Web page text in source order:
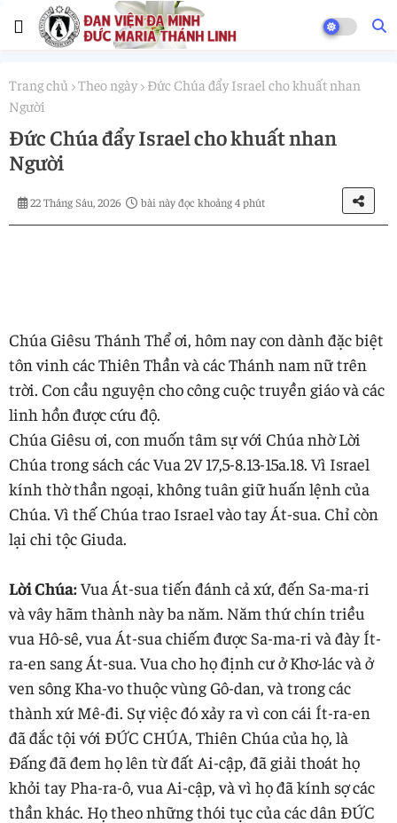
Trang chủ Theo ngày Đức Chúa đẩy Israel cho khuất nhan
Người
Đức Chúa đẩy Israel cho khuất nhan
Người
22 Tháng Sáu, 2026 bài này đọc khoảng 4 phút
Chúa Giêsu Thánh Thể ơi, hôm nay con dành đặc biệt
tôn vinh các Thiên Thần và các Thánh nam nữ trên
trời. Con cầu nguyện cho công cuộc truyền giáo và các
linh hồn được cứu độ.
Chúa Giêsu ơi, con muốn tâm sự với Chúa nhờ Lời
Chúa trong sách các Vua 2V 17,5-8.13-15a.18. Vì Israel
kính thờ thần ngoại, không tuân giữ huấn lệnh của
Chúa. Vì thế Chúa trao Israel vào tay Át-sua. Chỉ còn
lại chi tộc Giuda.
Lời Chúa:Vua Át-sua tiến đánh cả xứ, đến Sa-ma-ri
và vây hãm thành này ba năm. Năm thứ chín triều
vua Hô-sê, vua Át-sua chiếm được Sa-ma-ri và đày Ít-
ra-en sang Át-sua. Vua cho họ định cư ở Khơ-lác và ở
ven sông Kha-vo thuộc vùng Gô-dan, và trong các
thành xứ Mê-đi. Sự việc đó xảy ra vì con cái Ít-ra-en
đã đắc tội với ĐỨC CHÚA, Thiên Chúa của họ, là
Đấng đã đem họ lên từ đất Ai-cập, đã giải thoát họ
khỏi tay Pha-ra-ô, vua Ai-cập, và vì họ đã kính sợ các
thần khác. Họ theo những thói tục của các dân ĐỨC